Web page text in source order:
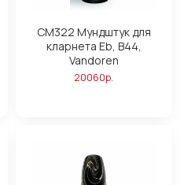
CM322 Мундштук для
кларнета Eb, B44,
Vandoren
20060р.